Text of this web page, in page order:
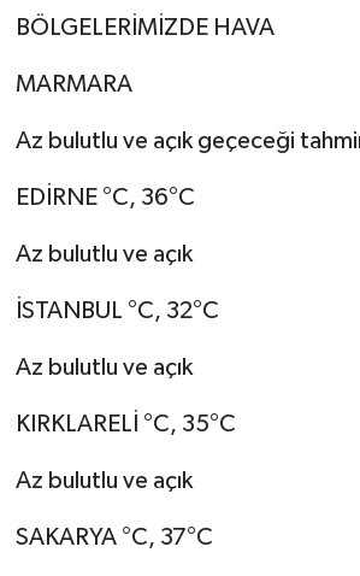
BÖLGELERİMİZDE HAVA
MARMARA
Az bulutlu ve açık geçeceği
EDİRNE °C, 36°C
Az bulutlu ve açık
İSTANBUL °C, 32°C
Az bulutlu ve açık
KIRKLARELİ °C, 35°C
Az bulutlu ve açık
SAKARYA °C, 37°C